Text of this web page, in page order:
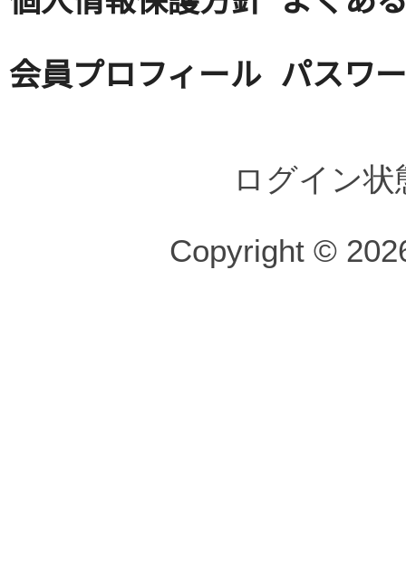
会員プロフィール パスワ
ログイン
Copyright ©